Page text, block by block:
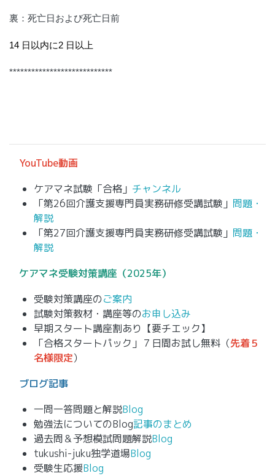
裏：死亡日および死亡日前
14 日以内に2 日以上
****************************
YouTube動画
ケアマネ試験「合格」 チャンネル
「第26回介護支援専門員実務研修受講試験」 問題・
解説
「第27回介護支援専門員実務研修受講試験」 問題・
解説
ケアマネ受験対策講座（2025年）
受験対策講座のご案内
試験対策教材・講座等のお申し込み
早期スタート講座割あり【要チエック】
「合格スタートパック」７日間お試し無料（先着５
名様限定）
ブログ記事
一問一答問題と解説Blog
勉強法についてのBlog記事のまとめ
過去問＆予想模試問題解説Blog
tukushi-juku独学道場Blog
受験生応援Blog